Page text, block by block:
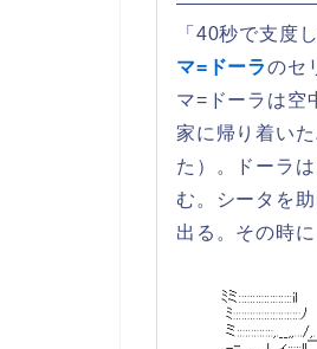
「40秒で支度
マ=ドーラのセ
マ=ドーラは空
家に帰り着い
た）。ドーラ
む。シータを
出る。その時